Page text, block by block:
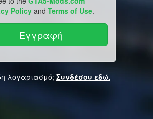
Policy and Terms of Use.
λογαριασμό; Συνδέσου εδώ.